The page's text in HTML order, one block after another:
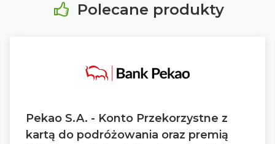
Polecane produkty
Pekao S.A. - Konto Przekorzystne z
kartą do podróżowania oraz premią